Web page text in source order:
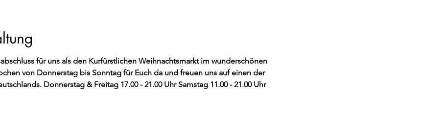
für uns als den Kurfürstlichen Weihnachtsmarkt im wunderschönen
von Donnerstag bis Sonntag für Euch da und freuen uns auf einen der
Donnerstag & Freitag 17.00 - 21.00 Uhr Samstag 11.00 - 21.00 Uhr